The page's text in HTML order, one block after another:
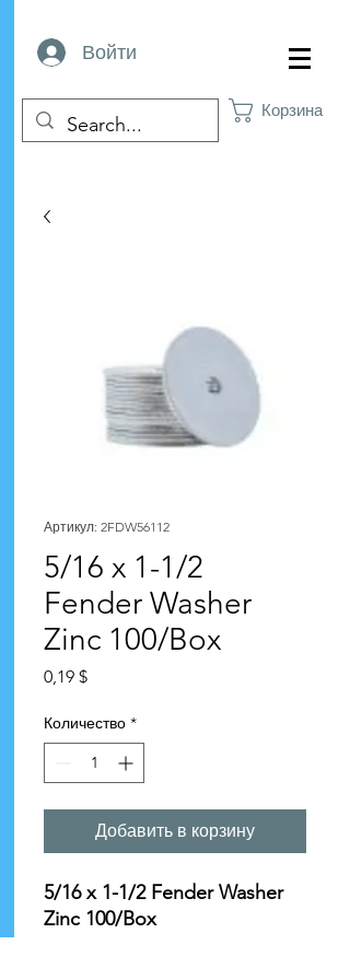
Войти
Корзина
Артикул: 2FDW56112
5/16 x 1-1/2
Fender Washer
Zinc 100/Box
0,19 $Цена
Количество *
Добавить в корзину
5/16 x 1-1/2 Fender Washer
Zinc 100/Box